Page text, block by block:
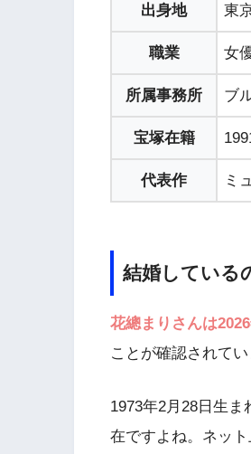
出身地 東
職業 女
所属事務所 ブ
宝塚在籍
代表作 ミ
結婚している
花總まりさんは
ことが確認されてい
1973年2月28日生
在ですよね。ネッ